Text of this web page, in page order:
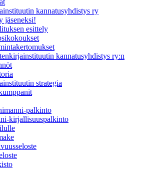
kannatusyhdistys ry
jäseneksi!
esittely
kannatusyhdistys ry:n
strategia
palkinto
kirjallisuuspalkinto